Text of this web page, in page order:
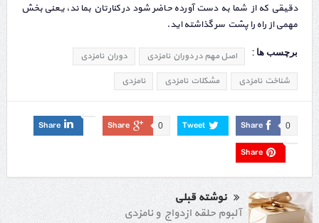
دقیقی که از شما به دست آورده حاضر شود در کنارتان بماند، یعنی بخش
مهمی از راه را پشت سر گذاشته اید.
برچسب ها : اصل مهم در دوران نامزدی
دوران نامزدی
شناخت نامزدی
مشکلات نامزدی نامزدی
Share 0
Tweet
Share 0
Share
Share
نوشته قبلی
آلبوم حلقه ازدواج و نامزدی